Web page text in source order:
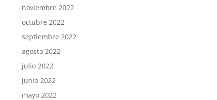
noviembre 2022
octubre 2022
septiembre 2022
agosto 2022
julio 2022
junio 2022
mayo 2022